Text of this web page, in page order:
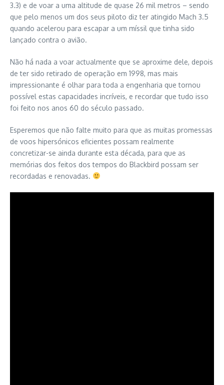
3.3) e de voar a uma altitude de quase 26 mil metros – sendo
que pelo menos um dos seus piloto diz ter atingido Mach 3.5
quando acelerou para escapar a um míssil que tinha sido
lançado contra o avião.
Não há nada a voar actualmente que se aproxime dele, depois
de ter sido retirado de operação em 1998, mas mais
impressionante é olhar para toda a engenharia que tornou
possível estas capacidades incríveis, e recordar que tudo isso
foi feito nos anos 60 do século passado.
Esperemos que não falte muito para que as muitas promessas
de voos hipersónicos eficientes possam realmente
concretizar-se ainda durante esta década, para que as
memórias dos feitos dos tempos do Blackbird possam ser
recordadas e renovadas.